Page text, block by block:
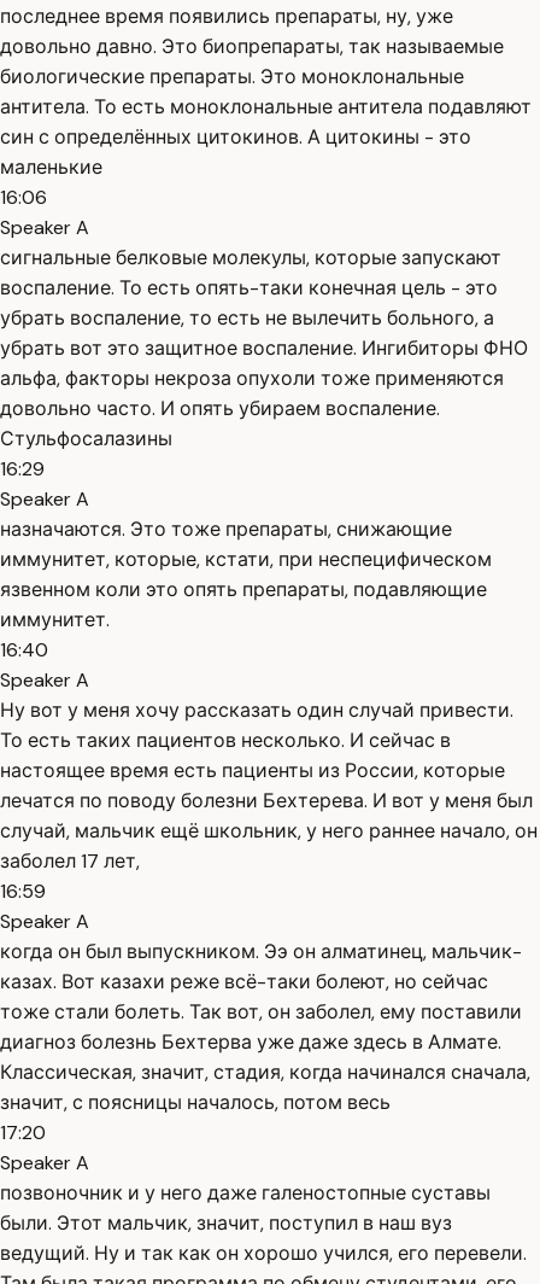
последнее время появились препараты, ну, уже
довольно давно. Это биопрепараты, так называемые
биологические препараты. Это моноклональные
антитела. То есть моноклональные антитела подавляют
син с определённых цитокинов. А цитокины - это
маленькие
16:06
Speaker A
сигнальные белковые молекулы, которые запускают
воспаление. То есть опять-таки конечная цель - это
убрать воспаление, то есть не вылечить больного, а
убрать вот это защитное воспаление. Ингибиторы ФНО
альфа, факторы некроза опухоли тоже применяются
довольно часто. И опять убираем воспаление.
Стульфосалазины
16:29
Speaker A
назначаются. Это тоже препараты, снижающие
иммунитет, которые, кстати, при неспецифическом
язвенном коли это опять препараты, подавляющие
иммунитет.
16:40
Speaker A
Ну вот у меня хочу рассказать один случай привести.
То есть таких пациентов несколько. И сейчас в
настоящее время есть пациенты из России, которые
лечатся по поводу болезни Бехтерева. И вот у меня был
случай, мальчик ещё школьник, у него раннее начало, он
заболел 17 лет,
16:59
Speaker A
когда он был выпускником. Ээ он алматинец, мальчик-
казах. Вот казахи реже всё-таки болеют, но сейчас
тоже стали болеть. Так вот, он заболел, ему поставили
диагноз болезнь Бехтерва уже даже здесь в Алмате.
Классическая, значит, стадия, когда начинался сначала,
значит, с поясницы началось, потом весь
17:20
Speaker A
позвоночник и у него даже галеностопные суставы
были. Этот мальчик, значит, поступил в наш вуз
ведущий. Ну и так как он хорошо учился, его перевели.